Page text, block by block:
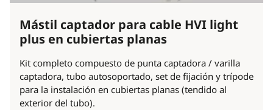
Mástil captador para cable HVI light
plus en cubiertas planas
Kit completo compuesto de punta captadora / varilla
captadora, tubo autosoportado, set de fijación y trípode
para la instalación en cubiertas planas (tendido al
exterior del tubo).